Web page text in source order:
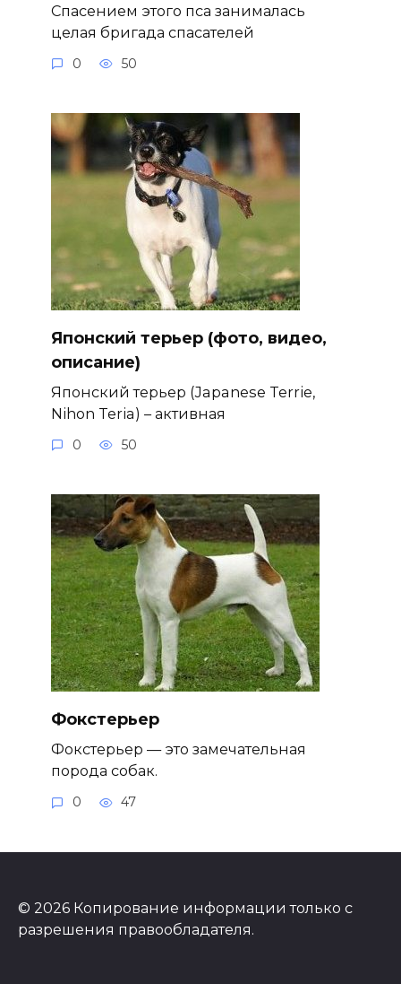
Спасением этого пса занималась
целая бригада спасателей
0 50
Японский терьер (фото, видео,
описание)
Японский терьер (Japanese Terrie,
Nihon Teria) – активная
0 50
Фокстерьер
Фокстерьер — это замечательная
порода собак.
0 47
© 2026 Копирование информации только с
разрешения правообладателя.